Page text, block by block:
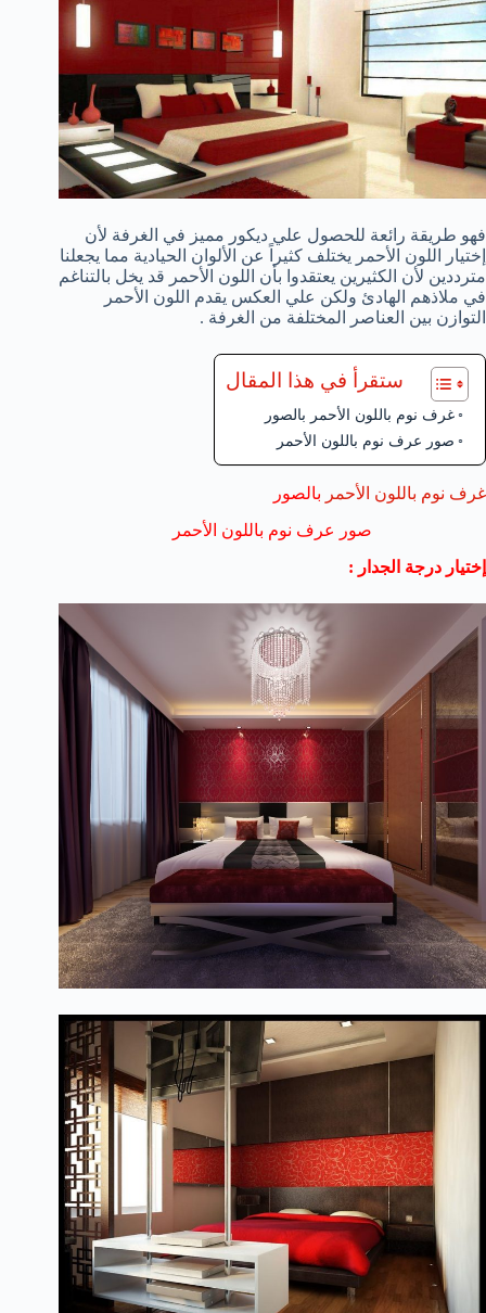
فهو طريقة رائعة للحصول علي ديكور مميز في الغرفة لأن
إختيار اللون الأحمر يختلف كثيراً عن الألوان الحيادية مما يجعلنا
مترددين لأن الكثيرين يعتقدوا بأن اللون الأحمر قد يخل بالتناغم
في ملاذهم الهادئ ولكن علي العكس يقدم اللون الأحمر
التوازن بين العناصر المختلفة من الغرفة .
ستقرأ في هذا المقال
غرف نوم باللون الأحمر بالصور
صور عرف نوم باللون الأحمر
غرف نوم باللون الأحمر بالصور
صور عرف نوم باللون الأحمر
إختيار درجة الجدار :